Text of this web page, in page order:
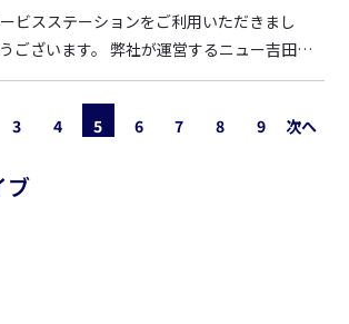
ビスステーションをご利用いただきまし
社が運営するニュー吉田イ
島市吉野2-27-23）においてコロナウイルス
したことにより、全スタッフのPCR検査及
る店内及び経路等の消毒作業のため、本日
3 4 5 6 7 8 9 次へ
ブ